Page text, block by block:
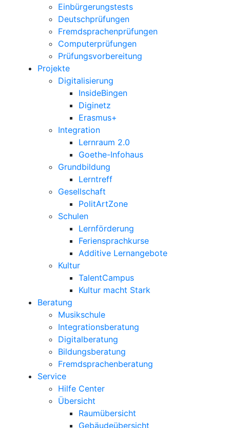
Einbürgerungstests
Deutschprüfungen
Fremdsprachenprüfungen
Computerprüfungen
Prüfungsvorbereitung
Projekte
Digitalisierung
InsideBingen
Diginetz
Erasmus+
Integration
Lernraum 2.0
Goethe-Infohaus
Grundbildung
Lerntreff
Gesellschaft
PolitArtZone
Schulen
Lernförderung
Feriensprachkurse
Additive Lernangebote
Kultur
TalentCampus
Kultur macht Stark
Beratung
Musikschule
Integrationsberatung
Digitalberatung
Bildungsberatung
Fremdsprachenberatung
Service
Hilfe Center
Übersicht
Raumübersicht
Gebäudeübersicht